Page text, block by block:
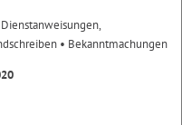
• Bekanntmachungen